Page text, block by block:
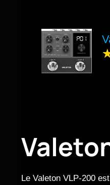
Le Valeton VLP-200